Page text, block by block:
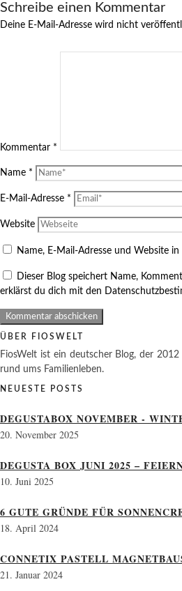
Schreibe einen Kommentar
Deine E-Mail-Adresse wird nicht
Kommentar *
Name *
E-Mail-Adresse *
Website
Name, E-Mail-Adresse und Website
Dieser Blog speichert Name,
erklärst du dich mit den
ÜBER FIOSWELT
FiosWelt ist ein deutscher Blog, der
rund ums Familienleben.
NEUESTE POSTS
DEGUSTABOX NOVEMBER -
20. November 2025
DEGUSTA BOX JUNI 2025 –
10. Juni 2025
6 GUTE GRÜNDE FÜR
18. April 2024
CONNETIX PASTELL
21. Januar 2024